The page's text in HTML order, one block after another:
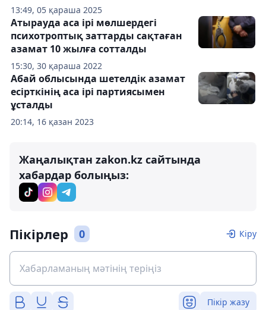
13:49, 05 қараша 2025
15:30, 30 қараша 2022
Атырауда аса ірі мөлшердегі
психотроптық заттарды сақтаған
азамат 10 жылға сотталды
20:14, 16 қазан 2023
Абай облысында шетелдік азамат
есірткінің аса ірі партиясымен
ұсталды
Жаңалықтан zakon.kz сайтында
хабардар болыңыз:
Пікірлер 0 Кіру
Пікір жазу